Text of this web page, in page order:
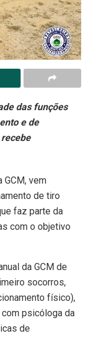
das funções
e de
GCM, vem
de tiro
faz parte da
com o objetivo
da GCM de
socorros,
físico),
psicóloga da
de